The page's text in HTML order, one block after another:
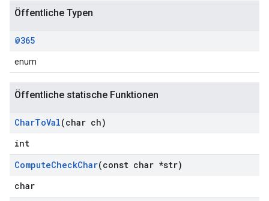
Öffentliche Typen
@365
enum
Öffentliche statische Funktionen
CharToVal(char ch)
int
ComputeCheckChar(const char *str)
char